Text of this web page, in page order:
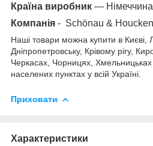
Країна виробник —
Компанія - Schönau &
Наші товари можна купити в Києві,
Дніпропетровську, Крівому рігу,
Черкасах, Чорницях, Хмельницьках
населених пунктах у всій Україні.
Приховати
Характеристики